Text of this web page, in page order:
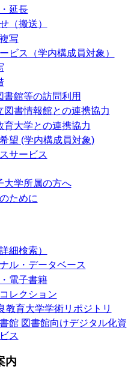
延長
（搬送）
写
ビス（学内構成員対象）
書館等の訪問利用
図書情報館との連携協力
育大学との連携協力
望 (学内構成員対象)
サービス
大学所属の方へ
ために
細検索）
ル・データベース
電子書籍
レクション
教育大学学術リポジトリ
館 図書館向けデジタル化資
ス
内